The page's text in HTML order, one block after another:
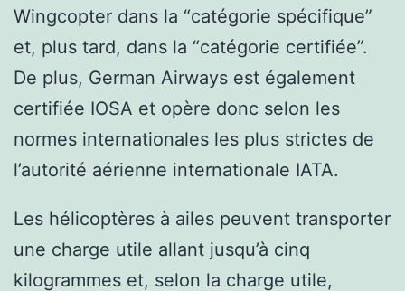
Wingcopter dans la “catégorie spécifique”
et, plus tard, dans la “catégorie certifiée”.
De plus, German Airways est également
certifiée IOSA et opère donc selon les
normes internationales les plus strictes de
l’autorité aérienne internationale IATA.
Les hélicoptères à ailes peuvent transporter
une charge utile allant jusqu’à cinq
kilogrammes et, selon la charge utile,